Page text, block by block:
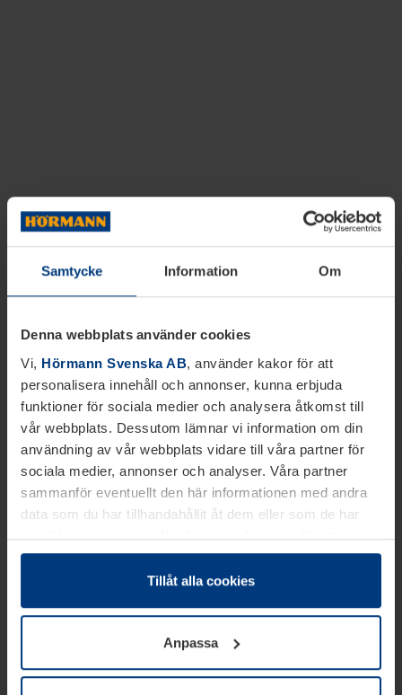
Samtycke Information Om
Denna webbplats använder cookies
Vi, Hörmann Svenska AB, använder kakor för att
personalisera innehåll och annonser, kunna erbjuda
funktioner för sociala medier och analysera åtkomst till
vår webbplats. Dessutom lämnar vi information om din
användning av vår webbplats vidare till våra partner för
sociala medier, annonser och analyser. Våra partner
sammanför eventuellt den här informationen med andra
data som du har tillhandahållit åt dem eller som de har
samlat in inom ramen för din användning av tjänsterna.
Juridiskt kan vi lagra kakor på din enhet, om de är
absolut nödvändiga för driften av den här webbplatsen.
godkännande kan du när som helst ändra eller återkalla i
informationen om kakor underDataskyddsförklaring
vår webbplats.
Tillåt alla cookies
Anpassa